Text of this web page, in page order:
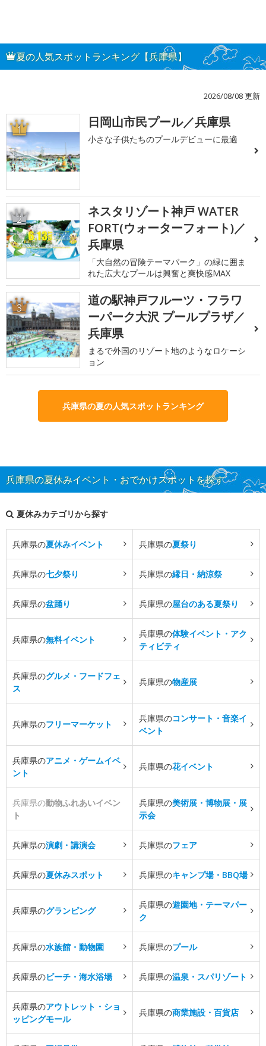
夏の人気スポットランキング【兵庫県】
2026/08/08 更新
1 日岡山市民プール／兵庫県
小さな子供たちのプールデビューに最適
2
ネスタリゾート神戸 WATER
FORT(ウォーターフォート)／
兵庫県
「大自然の冒険テーマパーク」の緑に囲ま
れた広大なプールは興奮と爽快感MAX
3
道の駅神戸フルーツ・フラワ
ーパーク大沢 プールプラザ／
兵庫県
まるで外国のリゾート地のようなロケーシ
ョン
兵庫県の夏の人気スポットランキング
兵庫県の夏休みイベント・おでかけスポットを探す
夏休みカテゴリから探す
兵庫県の夏休みイベント 兵庫県の夏祭り
兵庫県の七夕祭り 兵庫県の縁日・納涼祭
兵庫県の盆踊り 兵庫県の屋台のある夏祭り
兵庫県の無料イベント
兵庫県の体験イベント・アク
ティビティ
兵庫県のグルメ・フードフェ
ス
兵庫県の物産展
兵庫県のフリーマーケット
兵庫県のコンサート・音楽イ
ベント
兵庫県のアニメ・ゲームイベ
ント
兵庫県の花イベント
兵庫県の動物ふれあいイベン
ト
兵庫県の美術展・博物展・展
示会
兵庫県の演劇・講演会 兵庫県のフェア
兵庫県の夏休みスポット 兵庫県のキャンプ場・BBQ場
兵庫県のグランピング
兵庫県の遊園地・テーマパー
ク
兵庫県の水族館・動物園 兵庫県のプール
兵庫県のビーチ・海水浴場 兵庫県の温泉・スパリゾート
兵庫県のアウトレット・ショ
ッピングモール
兵庫県の商業施設・百貨店